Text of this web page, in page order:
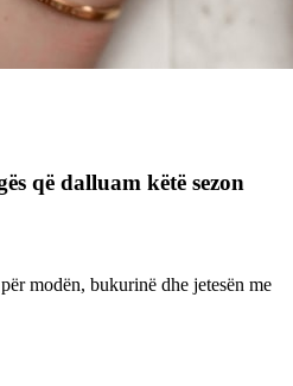
që dalluam këtë sezon
modën, bukurinë dhe jetesën me